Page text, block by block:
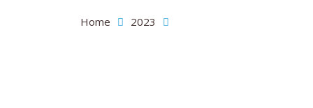
Home 2023